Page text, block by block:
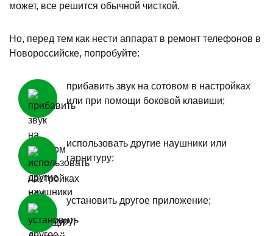
может, все решится обычной чисткой.
Но, перед тем как нести аппарат в ремонт телефонов в
Новороссийске, попробуйте:
прибавить звук на сотовом в настройках
или при помощи боковой клавиши;
использовать другие наушники или
гарнитуру;
установить другое приложение;